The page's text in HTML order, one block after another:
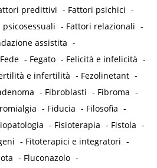
predittivi - Fattori psichici -
psicosessuali - Fattori relazionali -
assistita -
Fede - Fegato - Felicità e infelicità -
e infertilità - Fezolinetant -
- Fibroblasti - Fibroma -
- Fiducia - Filosofia -
- Fisioterapia - Fistola -
- Fitoterapici e integratori -
- Fluconazolo -